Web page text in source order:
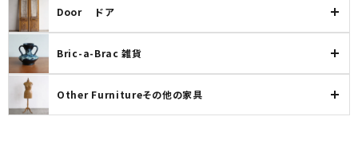
Door ドア
Bric-a-Brac 雑貨
Other Furnitureその他の家具